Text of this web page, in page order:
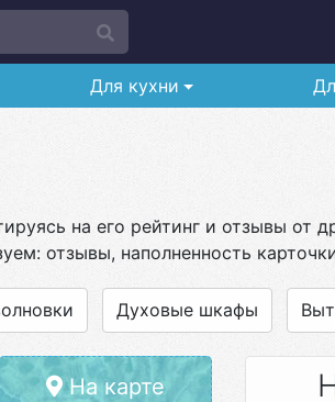
Для кухни
на его рейтинг и отзывы от
отзывы, наполненность
Духовые шкафы
На карте